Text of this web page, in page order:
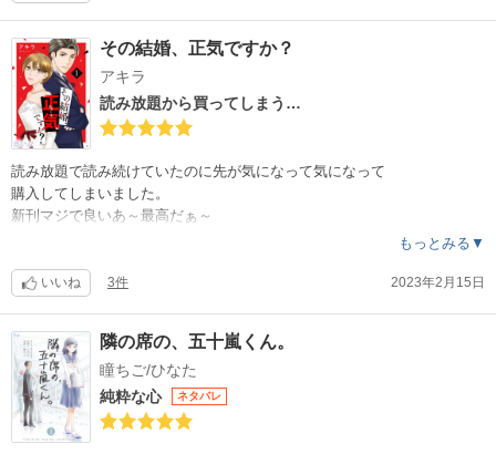
その結婚、正気ですか？
アキラ
読み放題から買ってしまう…
読み放題で読み続けていたのに先が気になって気になって
購入してしまいました。
新刊マジで良いあ～最高だぁ～
もっとみる▼
いいね 3件 2023年2月15日
隣の席の、五十嵐くん。
瞳ちご/ひなた
純粋な心
ネタバレ